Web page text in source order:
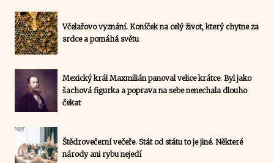
Včelařovo vyznání. Koníček na celý život, který chytne za
srdce a pomáhá světu
Mexický král Maxmilián panoval velice krátce. Byl jako
šachová figurka a poprava na sebe nenechala dlouho
čekat
Štědrovečerní večeře. Stát od státu to je jiné. Některé
národy ani rybu nejedí